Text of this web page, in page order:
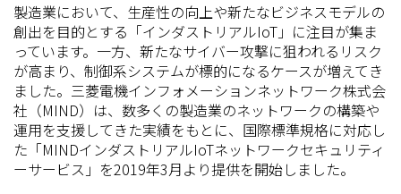
製造業において、生産性の向上や新たなビジネスモデルの
創出を目的とする「インダストリアルIoT」に注目が集ま
っています。一方、新たなサイバー攻撃に狙われるリスク
が高まり、制御系システムが標的になるケースが増えてき
ました。三菱電機インフォメーションネットワーク株式会
社（MIND）は、数多くの製造業のネットワークの構築や
運用を支援してきた実績をもとに、国際標準規格に対応し
た「MINDインダストリアルIoTネットワークセキュリティ
ーサービス」を2019年3月より提供を開始しました。